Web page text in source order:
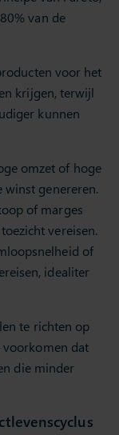
van de
voor het
krijgen, terwijl
kunnen
omzet of hoge
winst genereren.
of marges
vereisen.
of
idealiter
te richten op
voorkomen dat
die minder